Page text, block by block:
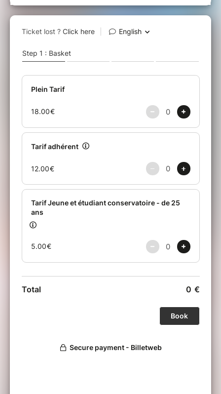
Fort de son expérience africaine, il retourne
dans l'hexagone pour entamer une carrière
la basse, de Sébastien David à la batterie, de
Tristan Le Dû au clavier et de Tom Halouze à
influence africaine très forte et très présente.
Koum MBAPPE - MYSTIC MAN : Chant et guitare
Michel ETHE : Basse